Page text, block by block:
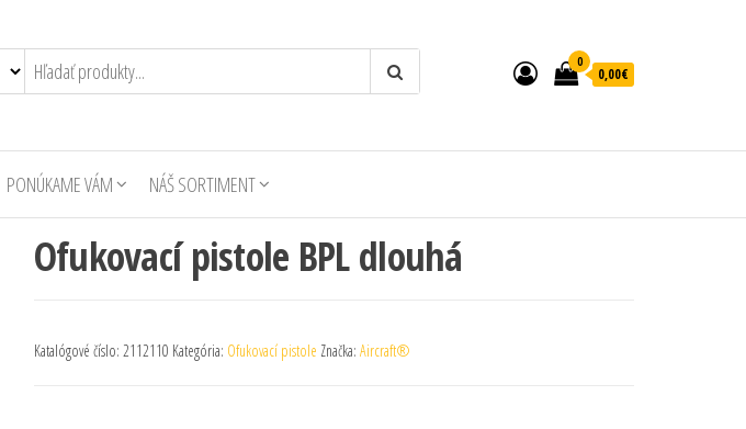
0
0,00€
PONÚKAME VÁM NÁŠ SORTIMENT
Ofukovací pistole BPL dlouhá
Katalógové číslo: 2112110 Kategória: Ofukovací pistole Značka: Aircraft®